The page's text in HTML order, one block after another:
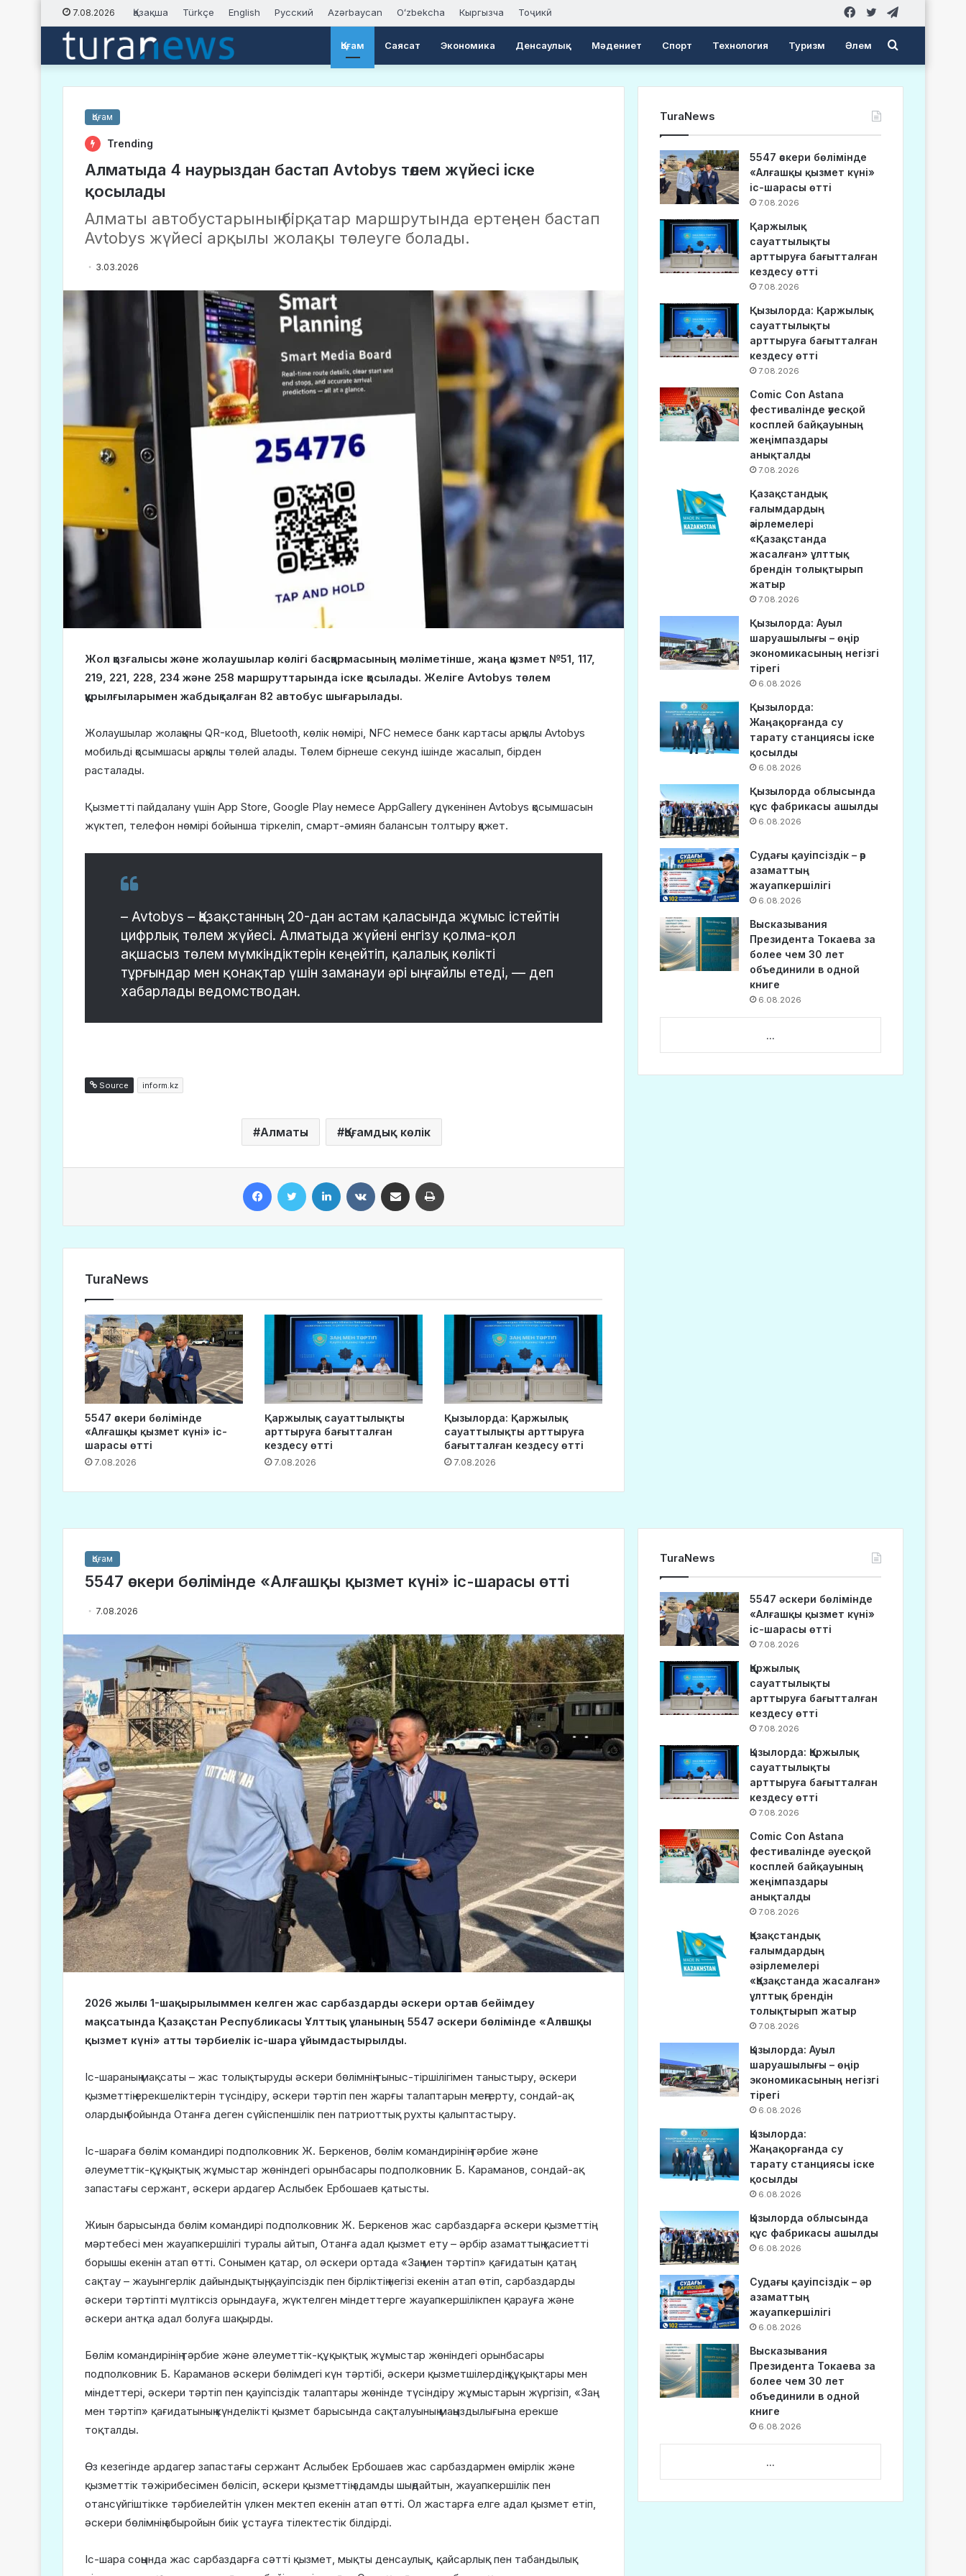
7.08.2026 Қазақша Türkçe English Русский Azərbaycan Oʻzbekcha Кыргызча Тоҷикӣ Twitter
Facebook
Қоғам Саясат Экономика Денсаулық Мәдениет Спорт Технология Туризм Әлем Search
for
Қоғам
Trending
Алматыда 4 наурыздан бастап Аvtobys төлем жүйесі іске
қосылады
Алматы автобустарының бірқатар маршрутында ертеңнен бастап
Avtobys жүйесі арқылы жолақы төлеуге болады.
3.03.2026
Жол қозғалысы және жолаушылар көлігі басқармасының мәліметінше, жаңа қызмет №51, 117,
219, 221, 228, 234 және 258 маршруттарында іске қосылады. Желіге Avtobys төлем
құрылғыларымен жабдықталған 82 автобус шығарылады.
Жолаушылар жолақыны QR-код, Bluetooth, көлік нөмірі, NFC немесе банк картасы арқылы Avtobys
мобильді қосымшасы арқылы төлей алады. Төлем бірнеше секунд ішінде жасалып, бірден
расталады.
Қызметті пайдалану үшін App Store, Google Play немесе AppGallery дүкенінен Avtobys қосымшасын
жүктеп, телефон нөмірі бойынша тіркеліп, смарт-әмиян балансын толтыру қажет.
– Avtobys – Қазақстанның 20-дан астам қаласында жұмыс істейтін
цифрлық төлем жүйесі. Алматыда жүйені енгізу қолма-қол
ақшасыз төлем мүмкіндіктерін кеңейтіп, қалалық көлікті
тұрғындар мен қонақтар үшін заманауи әрі ыңғайлы етеді, — деп
хабарлады ведомстводан.
Source inform.kz
Алматы Қоғамдық көлік
TuraNews
5547 әскери бөлімінде
«Алғашқы қызмет күні» іс-
шарасы өтті
7.08.2026
Қаржылық сауаттылықты
арттыруға бағытталған
кездесу өтті
7.08.2026
Қызылорда: Қаржылық
сауаттылықты арттыруға
бағытталған кездесу өтті
7.08.2026
TuraNews
5547 әскери бөлімінде
«Алғашқы қызмет күні»
іс-шарасы өтті
7.08.2026
Қаржылық
сауаттылықты
арттыруға бағытталған
кездесу өтті
7.08.2026
Қызылорда: Қаржылық
сауаттылықты
арттыруға бағытталған
кездесу өтті
7.08.2026
Comic Con Astana
фестивалінде әуесқой
косплей байқауының
жеңімпаздары
анықталды
7.08.2026
Қазақстандық
ғалымдардың
әзірлемелері
«Қазақстанда
жасалған» ұлттық
брендін толықтырып
жатыр
7.08.2026
Қызылорда: Ауыл
шаруашылығы – өңір
экономикасының негізгі
тірегі
6.08.2026
Қызылорда:
Жаңақорғанда су
тарату станциясы іске
қосылды
6.08.2026
Қызылорда облысында
құс фабрикасы ашылды
6.08.2026
Судағы қауіпсіздік – әр
азаматтың
жауапкершілігі
6.08.2026
Высказывания
Президента Токаева за
более чем 30 лет
объединили в одной
книге
6.08.2026
...